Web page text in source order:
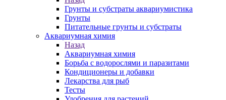
Грунты и субстраты аквариумистика
Грунты
Питательные грунты и субстраты
Аквариумная химия
Назад
Аквариумная химия
Борьба с водорослями и паразитами
Кондиционеры и добавки
Лекарства для рыб
Тесты